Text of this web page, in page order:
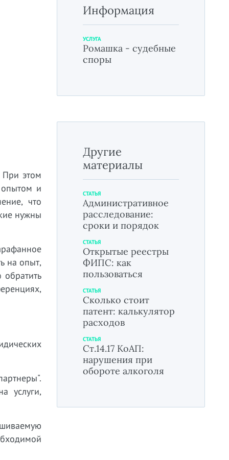
При этом
и
что
нужны
на опыт,
услуги,
Информация
УСЛУГА
Ромашка - судебные
споры
Другие
материалы
СТАТЬЯ
Административное
расследование:
сроки и порядок
СТАТЬЯ
Открытые реестры
ФИПС: как
пользоваться
СТАТЬЯ
Сколько стоит
патент: калькулятор
расходов
СТАТЬЯ
Ст.14.17 КоАП:
нарушения при
обороте алкоголя